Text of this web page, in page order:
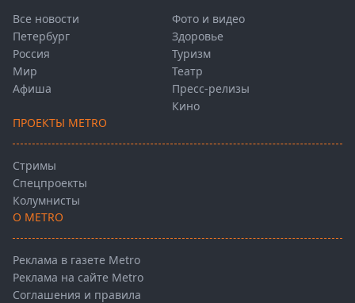
Все новости
Петербург
Россия
Мир
Афиша
Фото и видео
Здоровье
Туризм
Театр
Пресс-релизы
Кино
ПРОЕКТЫ METRO
Стримы
Спецпроекты
Колумнисты
О METRO
Реклама в газете Metro
Реклама на сайте Metro
Соглашения и правила